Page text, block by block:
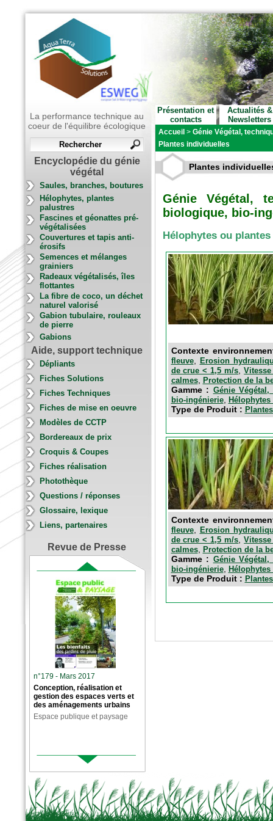
La performance technique au
coeur de l'équilibre écologique
Encyclopédie du génie
végétal
Saules, branches, boutures
Hélophytes, plantes
palustres
Fascines et géonattes pré-
végétalisées
Couvertures et tapis anti-
érosifs
Semences et mélanges
grainiers
Radeaux végétalisés, îles
flottantes
La fibre de coco, un déchet
naturel valorisé
Gabion tubulaire, rouleaux
de pierre
Gabions
Aide, support technique
Dépliants
Fiches Solutions
Fiches Techniques
Fiches de mise en oeuvre
Modèles de CCTP
Bordereaux de prix
Croquis & Coupes
Fiches réalisation
Photothèque
Questions / réponses
Glossaire, lexique
Liens, partenaires
Revue de Presse
n°179 - Mars 2017
Conception, réalisation et
gestion des espaces verts et
des aménagements urbains
Espace publique et paysage
Présentation et
contacts
Actualités &
Newsletters
Accueil > Génie Végétal,
Plantes individuelles
Plantes
Génie Végétal,
biologique, bio-
Hélophytes ou
Contexte
fleuve, Erosion
de crue < 1,5 m/s ,
calmes, Protection de la
Gamme : Génie
bio-ingénierie,
Type de Produit :
Contexte
fleuve, Erosion
de crue < 1,5 m/s ,
calmes, Protection de la
Gamme : Génie
bio-ingénierie,
Type de Produit :